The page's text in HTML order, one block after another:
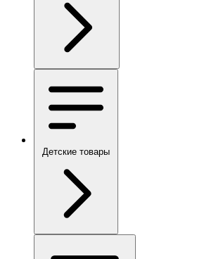
Детские товары